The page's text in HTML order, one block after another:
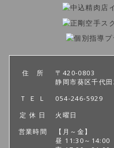
住 所
〒420-0803
静岡市葵区千代
Ｔ Ｅ Ｌ
054-246-5929
定 休 日
火曜日
営業時間
【月～金】
昼 11:30～14:00